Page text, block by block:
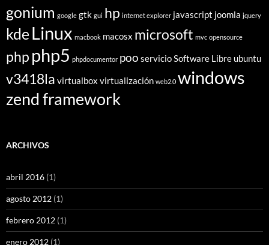
gonium google gtk gui hp internet explorer javascript joomla jquery
kde Linux macbook macosx microsoft mvc opensource
php php5 phpdocumentor poo servicioSoftware Libre ubuntu
v3418la virtualbox virtualización web2.0 windows
zend framework
ARCHIVOS
abril 2016 (1)
agosto 2012 (1)
febrero 2012 (1)
enero 2012 (1)